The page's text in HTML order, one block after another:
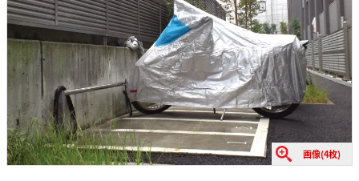
画像(4枚)